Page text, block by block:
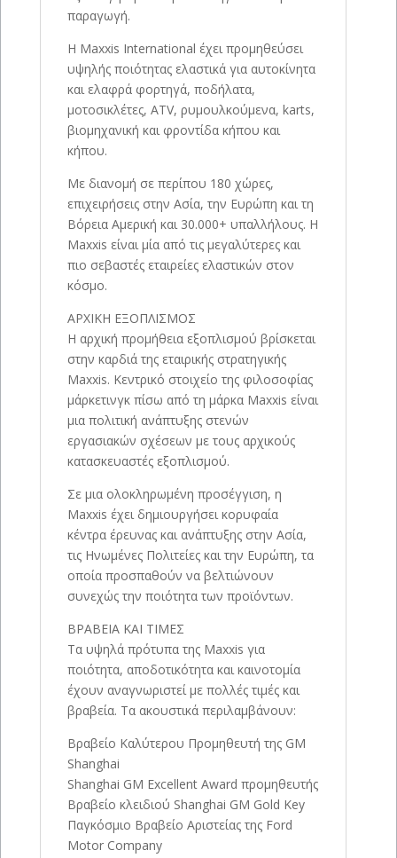
παραγωγή.
Η Maxxis International έχει προμηθεύσει
υψηλής ποιότητας ελαστικά για αυτοκίνητα
και ελαφρά φορτηγά, ποδήλατα,
μοτοσικλέτες, ATV, ρυμουλκούμενα, karts,
βιομηχανική και φροντίδα κήπου και
κήπου.
Με διανομή σε περίπου 180 χώρες,
επιχειρήσεις στην Ασία, την Ευρώπη και τη
Βόρεια Αμερική και 30.000+ υπαλλήλους. Η
Maxxis είναι μία από τις μεγαλύτερες και
πιο σεβαστές εταιρείες ελαστικών στον
κόσμο.
ΑΡΧΙΚΗ ΕΞΟΠΛΙΣΜΟΣ
Η αρχική προμήθεια εξοπλισμού βρίσκεται
στην καρδιά της εταιρικής στρατηγικής
Maxxis. Κεντρικό στοιχείο της φιλοσοφίας
μάρκετινγκ πίσω από τη μάρκα Maxxis είναι
μια πολιτική ανάπτυξης στενών
εργασιακών σχέσεων με τους αρχικούς
κατασκευαστές εξοπλισμού.
Σε μια ολοκληρωμένη προσέγγιση, η
Maxxis έχει δημιουργήσει κορυφαία
κέντρα έρευνας και ανάπτυξης στην Ασία,
τις Ηνωμένες Πολιτείες και την Ευρώπη, τα
οποία προσπαθούν να βελτιώνουν
συνεχώς την ποιότητα των προϊόντων.
ΒΡΑΒΕΙΑ ΚΑΙ ΤΙΜΕΣ
Τα υψηλά πρότυπα της Maxxis για
ποιότητα, αποδοτικότητα και καινοτομία
έχουν αναγνωριστεί με πολλές τιμές και
βραβεία. Τα ακουστικά περιλαμβάνουν:
Βραβείο Καλύτερου Προμηθευτή της GM
Shanghai
Shanghai GM Excellent Award προμηθευτής
Βραβείο κλειδιού Shanghai GM Gold Key
Παγκόσμιο Βραβείο Αριστείας της Ford
Motor Company